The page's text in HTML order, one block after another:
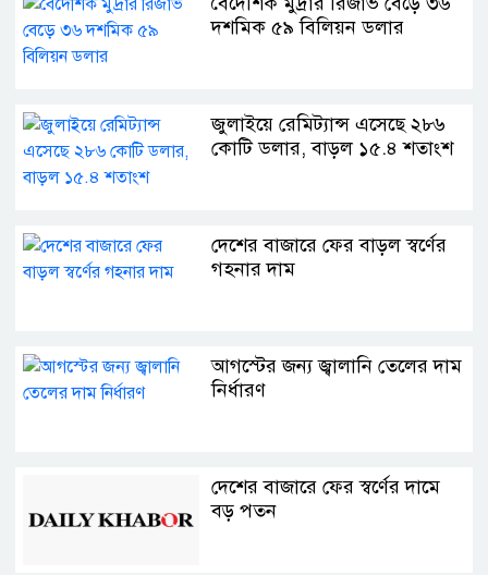
দশমিক ৫৯ বিলিয়ন ডলার
জুলাইয়ে রেমিট্যান্স এসেছে ২৮৬
কোটি ডলার, বাড়ল ১৫.৪ শতাংশ
দেশের বাজারে ফের বাড়ল স্বর্ণের
গহনার দাম
আগস্টের জন্য জ্বালানি তেলের দাম
নির্ধারণ
দেশের বাজারে ফের স্বর্ণের দামে
বড় পতন